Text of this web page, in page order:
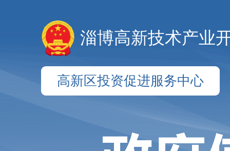
淄博高新技术产业
高新区投资促进服务中心